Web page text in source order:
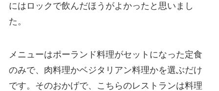
にはロックで飲んだほうがよかったと思いまし
た。
メニューはポーランド料理がセットになった定食
のみで、肉料理かベジタリアン料理かを選ぶだけ
です。そのおかげで、こちらのレストランは料理